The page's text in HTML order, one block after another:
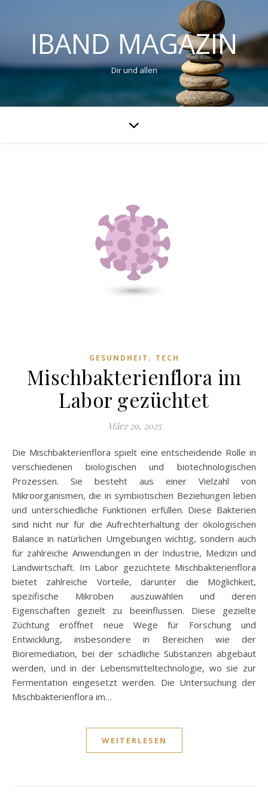
IBAND MAGAZIN
Dir und allen
GESUNDHEIT , TECH
Mischbakterienflora im
Labor gezüchtet
März 29, 2025
Die Mischbakterienflora spielt eine entscheidende Rolle in
verschiedenen biologischen und biotechnologischen
Prozessen. Sie besteht aus einer Vielzahl von
Mikroorganismen, die in symbiotischen Beziehungen leben
und unterschiedliche Funktionen erfüllen. Diese Bakterien
sind nicht nur für die Aufrechterhaltung der ökologischen
Balance in natürlichen Umgebungen wichtig, sondern auch
für zahlreiche Anwendungen in der Industrie, Medizin und
Landwirtschaft. Im Labor gezüchtete Mischbakterienflora
bietet zahlreiche Vorteile, darunter die Möglichkeit,
spezifische Mikroben auszuwählen und deren
Eigenschaften gezielt zu beeinflussen. Diese gezielte
Züchtung eröffnet neue Wege für Forschung und
Entwicklung, insbesondere in Bereichen wie der
Bioremediation, bei der schädliche Substanzen abgebaut
werden, und in der Lebensmitteltechnologie, wo sie zur
Fermentation eingesetzt werden. Die Untersuchung der
Mischbakterienflora im…
WEITERLESEN